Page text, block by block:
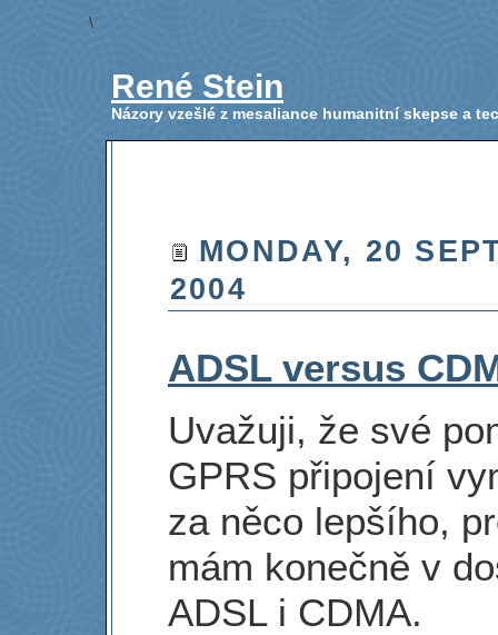
\
René Stein
Názory vzešlé z mesaliance humanitní skepse a
MONDAY, 20
2004
ADSL versus
Uvažuji, že své
GPRS připojení
za něco lepšího,
mám konečně v
ADSL i CDMA.